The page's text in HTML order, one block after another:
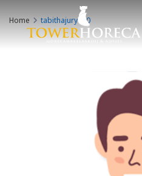
Home tabithajury650